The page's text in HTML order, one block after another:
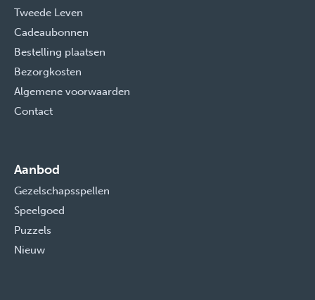
Tweede Leven
Cadeaubonnen
Bestelling plaatsen
Bezorgkosten
Algemene voorwaarden
Contact
Aanbod
Gezelschapsspellen
Speelgoed
Puzzels
Nieuw